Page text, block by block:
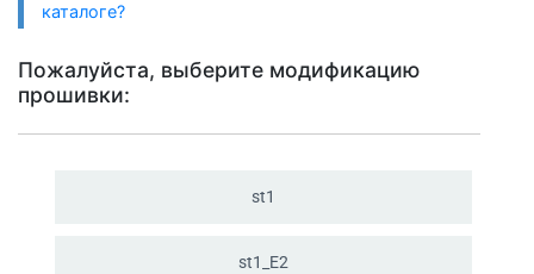
каталоге?
Пожалуйста, выберите модификацию
прошивки:
st1
st1_ E2